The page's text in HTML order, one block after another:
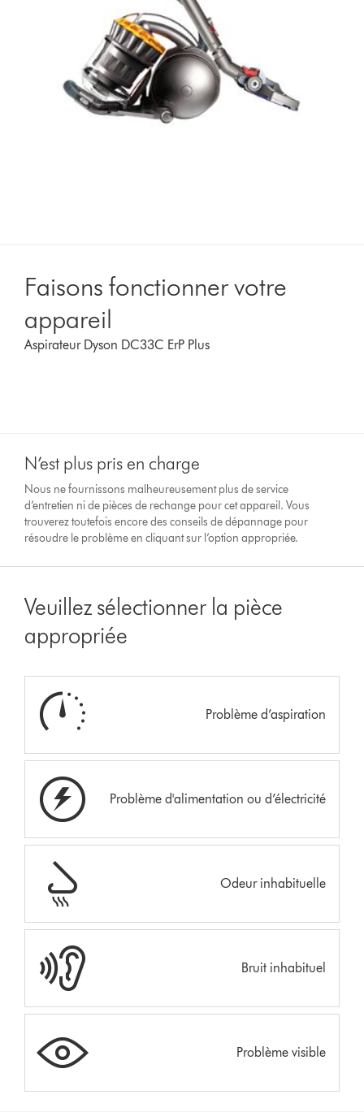
Faisons fonctionner votre
appareil
Aspirateur Dyson DC33C ErP Plus
N’est plus pris en charge
Nous ne fournissons malheureusement plus de service
d’entretien ni de pièces de rechange pour cet appareil. Vous
trouverez toutefois encore des conseils de dépannage pour
résoudre le problème en cliquant sur l’option appropriée.
Veuillez sélectionner la pièce
appropriée
Problème d’aspiration
Problème d'alimentation ou d’électricité
Odeur inhabituelle
Bruit inhabituel
Problème visible